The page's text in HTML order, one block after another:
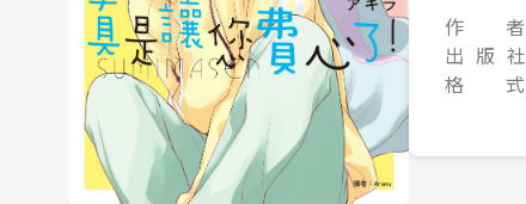
作 者
出 版 社
格 式